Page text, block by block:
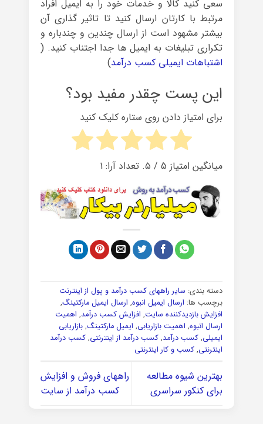
سعی کنید کالا و خدمات خود را به ایمیل افراد
مرتبط با کارتان ارسال کنید تا تاثیر گذاری آن
بیشتر مشهود است از ارسال چندین و چندباره و
تکراری تبلیغات به ایمیل ها جدا اجتناب کنید. (
اشتباهات ایمیلی کسب درآمد)
این پست چقدر مفید بود؟
برای امتیاز دادن روی ستاره کلیک کنید
میانگین امتیاز 5/ ۵. تعداد آرا: 1
دسته بندی: سایر راههای کسب درآمد و پول از اینترنت
برچسب ها: ارسال ایمیل انبوه, ارسال ایمیل مارکتینگ,
افزایش بازدیدکننده سایت, افزایش کسب درآمد, اهمیت
ارسال انبوه, اهمیت بازاریابی, ایمیل مارکتینگ, بازاریابی
ایمیلی, کسب درآمد, کسب درآمد از اینترنتی, کسب درآمد
اینترنتی, کسب و کار اینترنتی
بهترین شیوه مطالعه
برای کنکور سراسری
راههای فروش و افزایش
کسب درآمد از سایت